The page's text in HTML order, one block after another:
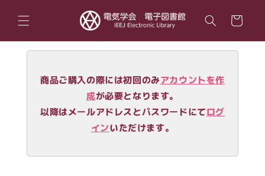
ンツに
進む
ー
商品ご購入の際には初回のみアカウントを作
成が必要となります。
以降はメールアドレスとパスワードにてログ
インいただけます。